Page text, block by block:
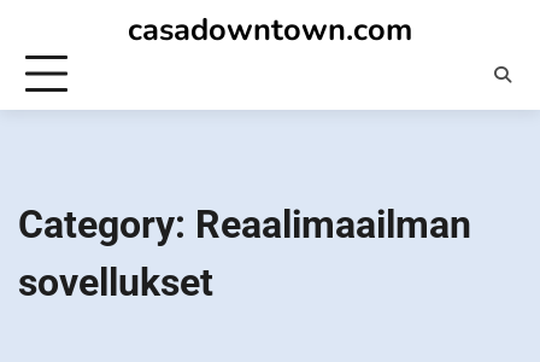
content
casadowntown.com
Category: Reaalimaailman
sovellukset